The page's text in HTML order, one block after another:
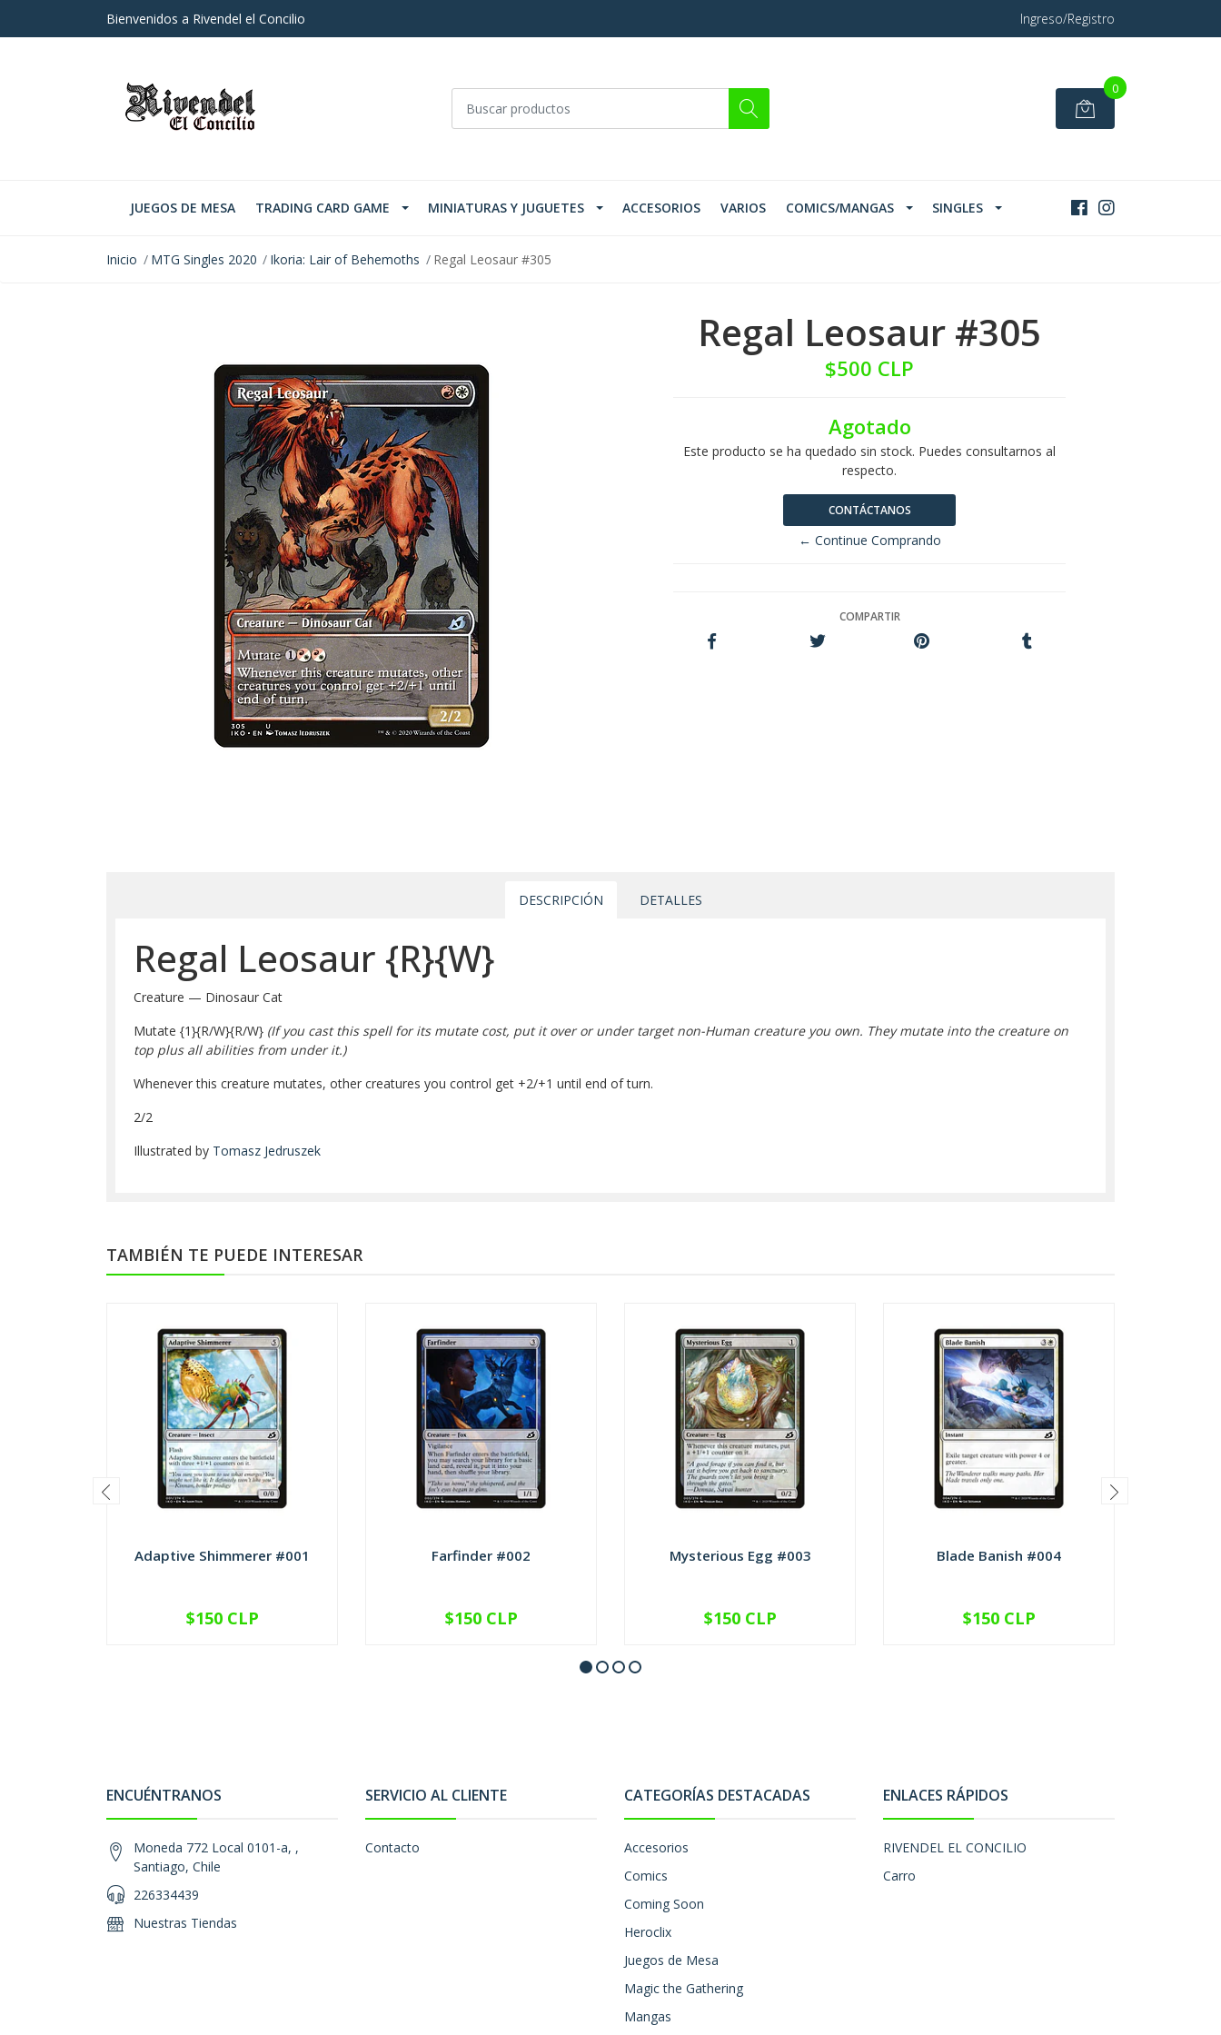
Bienvenidos a Rivendel el Concilio Ingreso/Registro
0
JUEGOS DE MESA TRADING CARD GAME MINIATURAS Y JUGUETES ACCESORIOS VARIOS COMICS/MANGAS SINGLES
Inicio MTG Singles 2020 Ikoria: Lair of Behemoths Regal Leosaur #305
Regal Leosaur #305
$500 CLP
Agotado
Este producto se ha quedado sin stock. Puedes consultarnos al
respecto.
CONTÁCTANOS
← Continue Comprando
COMPARTIR
DESCRIPCIÓN DETALLES
Regal Leosaur {R}{W}
Creature — Dinosaur Cat
Mutate {1}{R/W}{R/W} (If you cast this spell for its mutate cost, put it over or under target non-Human creature you own. They mutate into the creature on
top plus all abilities from under it.)
Whenever this creature mutates, other creatures you control get +2/+1 until end of turn.
2/2
Illustrated by Tomasz Jedruszek
TAMBIÉN TE PUEDE INTERESAR
Adaptive Shimmerer #001
VER OPCIONES
$150 CLP
Farfinder #002
VER OPCIONES
$150 CLP
Mysterious Egg #003
VER OPCIONES
$150 CLP
Blade Banish #004
VER OPCIONES
$150 CLP
ENCUÉNTRANOS
Moneda 772 Local 0101-a, ,
Santiago, Chile
226334439
Nuestras Tiendas
SERVICIO AL CLIENTE
Contacto
CATEGORÍAS DESTACADAS
Accesorios
Comics
Coming Soon
Heroclix
Juegos de Mesa
Magic the Gathering
Mangas
ENLACES RÁPIDOS
RIVENDEL EL CONCILIO
Carro